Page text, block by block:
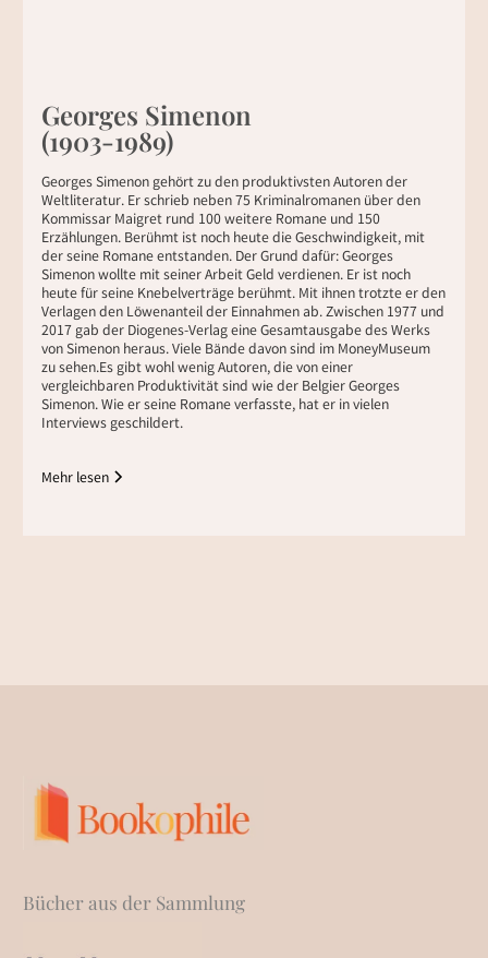
Georges Simenon
(1903-1989)
Georges Simenon gehört zu den produktivsten Autoren der
Weltliteratur. Er schrieb neben 75 Kriminalromanen über den
Kommissar Maigret rund 100 weitere Romane und 150
Erzählungen. Berühmt ist noch heute die Geschwindigkeit, mit
der seine Romane entstanden. Der Grund dafür: Georges
Simenon wollte mit seiner Arbeit Geld verdienen. Er ist noch
heute für seine Knebelverträge berühmt. Mit ihnen trotzte er den
Verlagen den Löwenanteil der Einnahmen ab. Zwischen 1977 und
2017 gab der Diogenes-Verlag eine Gesamtausgabe des Werks
von Simenon heraus. Viele Bände davon sind im MoneyMuseum
zu sehen.Es gibt wohl wenig Autoren, die von einer
vergleichbaren Produktivität sind wie der Belgier Georges
Simenon. Wie er seine Romane verfasste, hat er in vielen
Interviews geschildert.
Mehr lesen
Bücher aus der Sammlung